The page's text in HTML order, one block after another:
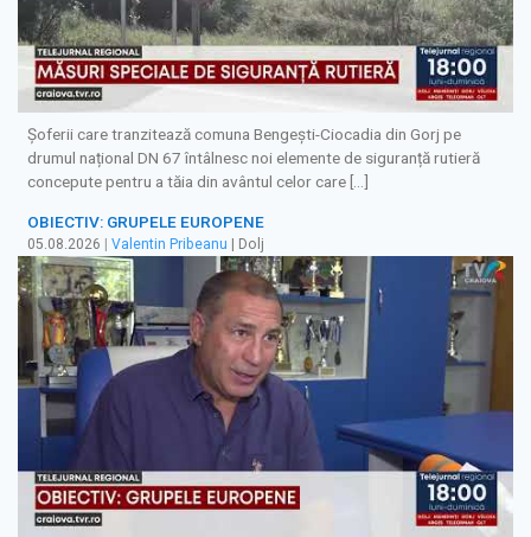
Șoferii care tranzitează comuna Bengești-Ciocadia din Gorj pe
drumul național DN 67 întâlnesc noi elemente de siguranță rutieră
concepute pentru a tăia din avântul celor care […]
OBIECTIV: GRUPELE EUROPENE
05.08.2026 Valentin Pribeanu | Dolj